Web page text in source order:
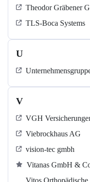
Theodor Gräbener
TLS-Boca Systems
U
V
VGH
Viebrockhaus AG
vision-tec gmbh
Vitanas GmbH &